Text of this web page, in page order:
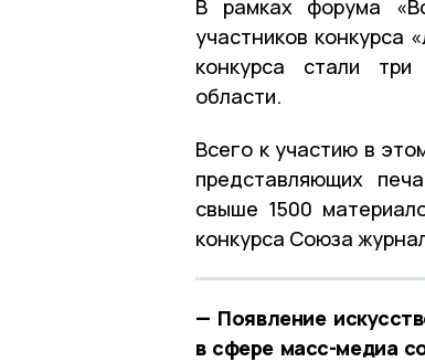
В рамках форума
участников конкурса
конкурса стали три
области.
Всего к участию в
представляющих
свыше 1500
конкурса Союза
— Появление
в сфере масс-медиа